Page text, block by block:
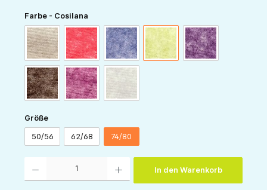
Farbe - Cosilana
latte-macchiatorot-melangemarine-melangegrün-melangepflaume-melange
schoko-melangeweinrot-melange
Größeauswählen
50/56 62/68 74/80
In den Warenkorb